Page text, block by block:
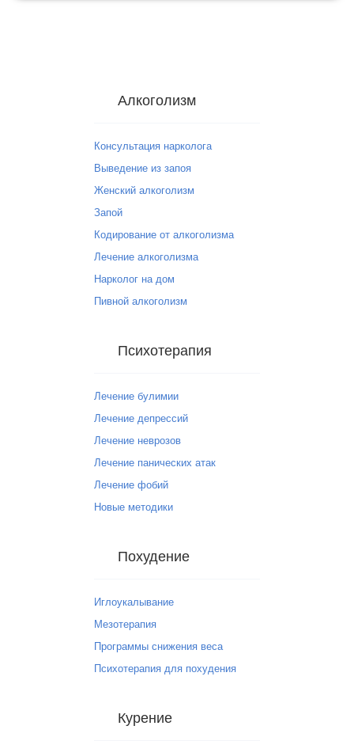
Алкоголизм
Консультация нарколога
Выведение из запоя
Женский алкоголизм
Запой
Кодирование от алкоголизма
Лечение алкоголизма
Нарколог на дом
Пивной алкоголизм
Психотерапия
Лечение булимии
Лечение депрессий
Лечение неврозов
Лечение панических атак
Лечение фобий
Новые методики
Похудение
Иглоукалывание
Мезотерапия
Программы снижения веса
Психотерапия для похудения
Курение